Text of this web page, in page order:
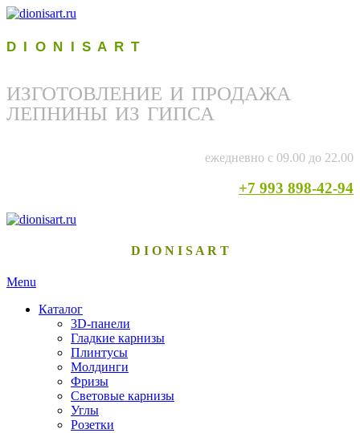
D I O N I S A R T
ИЗГОТОВЛЕНИЕ И ПРОДАЖА
ЛЕПНИНЫ ИЗ ГИПСА
ежедневно с 09.00 до 22.00
+7 993 898-42-94
D I O N I S A R T
Menu
Каталог
3D-панели
Гладкие карнизы
Плинтусы
Молдинги
Фризы
Световые карнизы
Углы
Розетки